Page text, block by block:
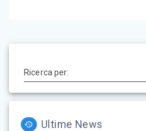
Ricerca per:
Ultime News